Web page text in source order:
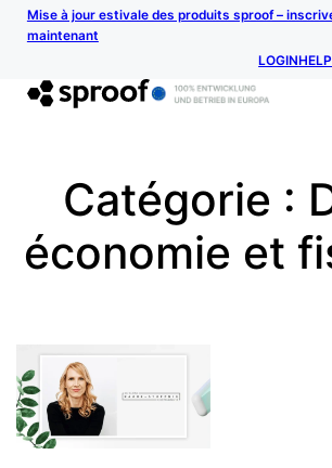
Mise à jour estivale des produits sproof –
maintenant
LOGIN
Catégorie :
économie et